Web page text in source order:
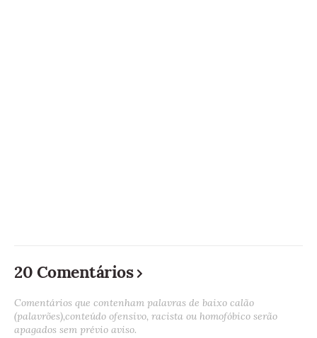
20 Comentários
Comentários que contenham palavras de baixo calão
(palavrões),conteúdo ofensivo, racista ou homofóbico serão
apagados sem prévio aviso.